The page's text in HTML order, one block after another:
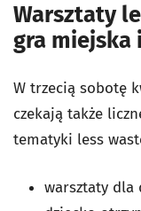
Warsztaty
gra
W trzecią sobotę
czekają także
tematyki less
warsztaty dla